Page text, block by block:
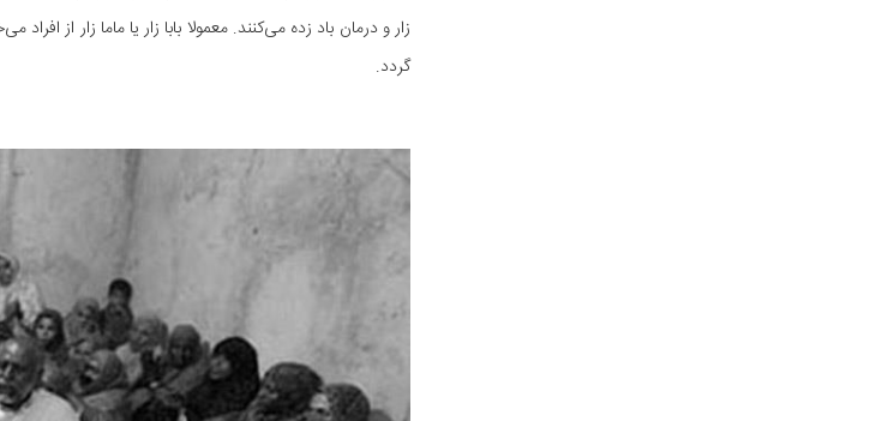
زار و درمان باد زده می‌کنند. معمولا بابا زار یا ماما زار از
گردد.